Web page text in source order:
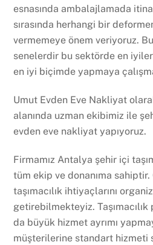
esnasında ambalajlamada
sırasında herhangi bir
vermemeye önem veriyoruz.
senelerdir bu sektörde en
en iyi biçimde yapmaya
Umut Evden Eve Nakliyat
alanında uzman ekibimiz ile
evden eve nakliyat yapıyoruz.
Firmamız Antalya şehir içi
tüm ekip ve donanıma
taşımacılık ihtiyaçlarını
getirebilmekteyiz.
da büyük hizmet ayrımı
müşterilerine standart hizmeti